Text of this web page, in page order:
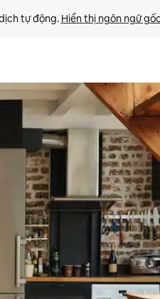
tự động. Hiển thị ngôn ngữ gốc
các thao tác chạm hoặc vuốt.